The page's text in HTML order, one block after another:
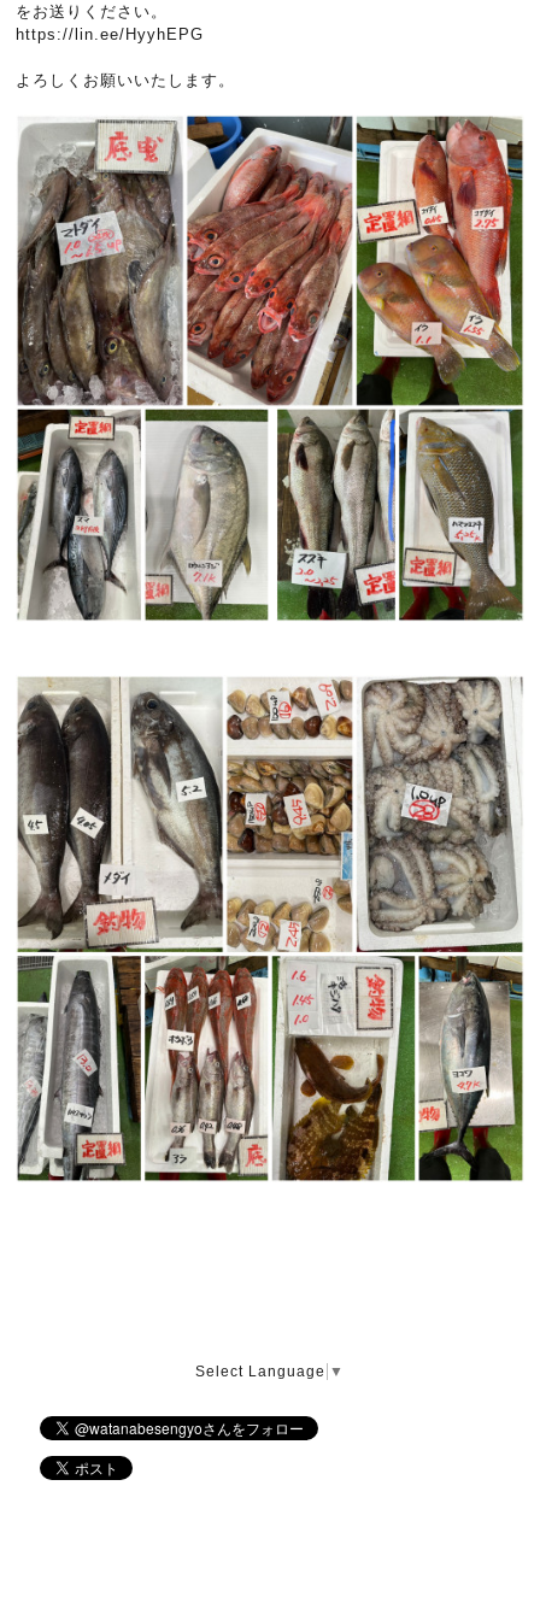
をお送りください。
https://lin.ee/HyyhEPG
よろしくお願いいたします。
Select Language ▼